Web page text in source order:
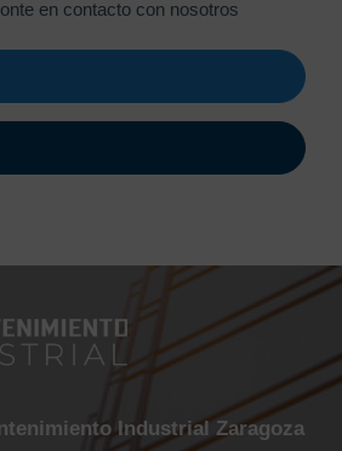
en contacto con nosotros
Industrial Zaragoza